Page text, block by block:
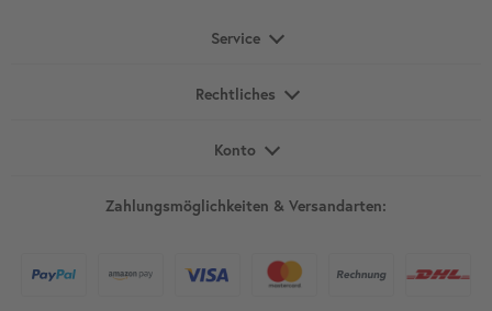
Service
Rechtliches
Konto
Zahlungsmöglichkeiten & Versandarten: